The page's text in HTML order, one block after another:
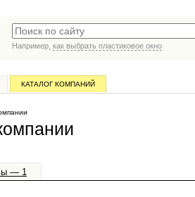
Например, как выбрать пластиковое окно
КАТАЛОГ КОМПАНИЙ
— 1